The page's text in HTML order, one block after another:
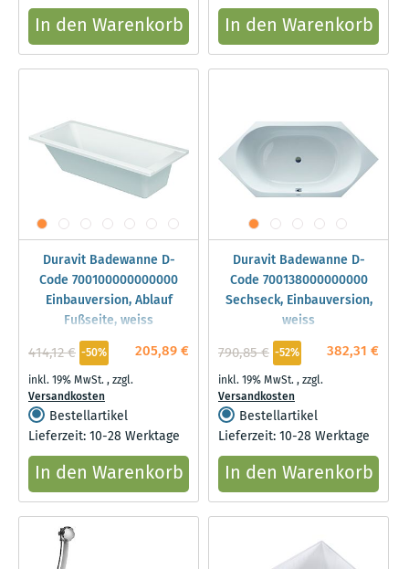
In den Warenkorb In den Warenkorb
Duravit Badewanne D-
Code 700100000000000
Einbauversion, Ablauf
Fußseite, weiss
205,89 €
414,12 € -50%
inkl. 19% MwSt.,zzgl.
Versandkosten
Bestellartikel
Lieferzeit: 10-28 Werktage
In den Warenkorb
Duravit Badewanne D-
Code 700138000000000
Sechseck, Einbauversion,
weiss
382,31 €
790,85 € -52%
inkl. 19% MwSt.,zzgl.
Versandkosten
Bestellartikel
Lieferzeit: 10-28 Werktage
In den Warenkorb